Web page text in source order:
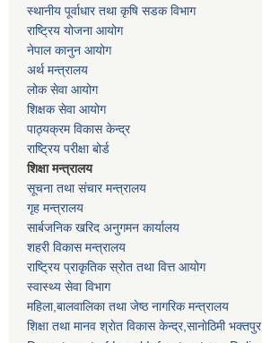
स्थानीय पूर्वाधार तथा कृषि सडक विभाग
राष्ट्रिय योजना आयोग
नेपाल कानुन आयोग
अर्थ मन्त्रालय
लोक सेवा आयोग
शिक्षक सेवा आयोग
पाठ्यक्रम विकास केन्द्र
राष्ट्रिय परीक्षा बोर्ड
शिक्षा मन्त्रालय
सूचना तथा संचार मन्त्रालय
गृह मन्त्रालय
सार्बजनिक खरिद अनुगमन कार्यालय
शहरी विकास मन्त्रालय
राष्ट्रिय प्राकृतिक स्रोत तथा वित्त आयोग
स्वास्थ्य सेवा विभाग
महिला,बालवालिका तथा जेष्ठ नागरिक मन्त्रालय
शिक्षा तथा मानव श्राेत विकास केन्द्र,सानाेठिमी भक्तपुर